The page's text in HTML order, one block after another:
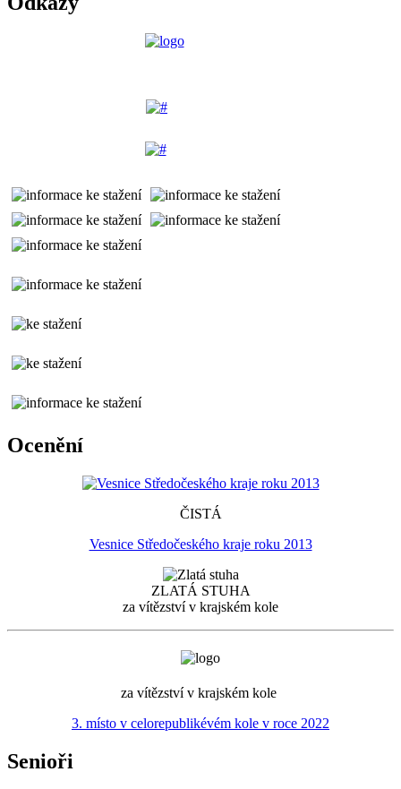
Ocenění
ČISTÁ
Vesnice Středočeského kraje roku 2013
ZLATÁ STUHA
za vítězství v krajském kole
za vítězství v krajském kole
3. místo v celorepublikévém kole v roce 2022
Senioři